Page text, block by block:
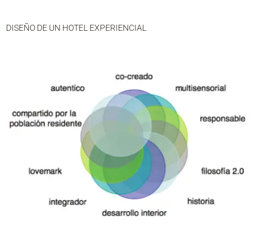
DISEÑO DE UN HOTEL EXPERIENCIAL